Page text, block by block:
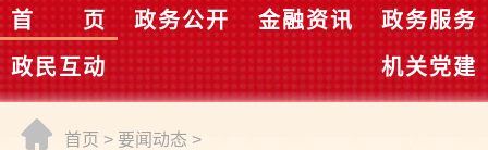
首 页 政务公开 金融资讯
政务服务
政民互动
机关党建
首页 > 要闻动态 >